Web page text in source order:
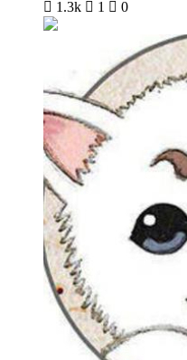
 1.3k  1  0